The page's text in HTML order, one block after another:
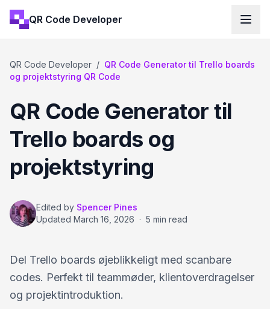
QR Code Developer
QR Code Developer / QR Code Generator til Trello boards
og projektstyring QR Code
QR Code Generator til
Trello boards og
projektstyring
Edited by Spencer Pines
Updated March 16, 2026 · 5 min read
Del Trello boards øjeblikkeligt med scanbare
codes. Perfekt til teammøder, klientoverdragelser
og projektintroduktion.